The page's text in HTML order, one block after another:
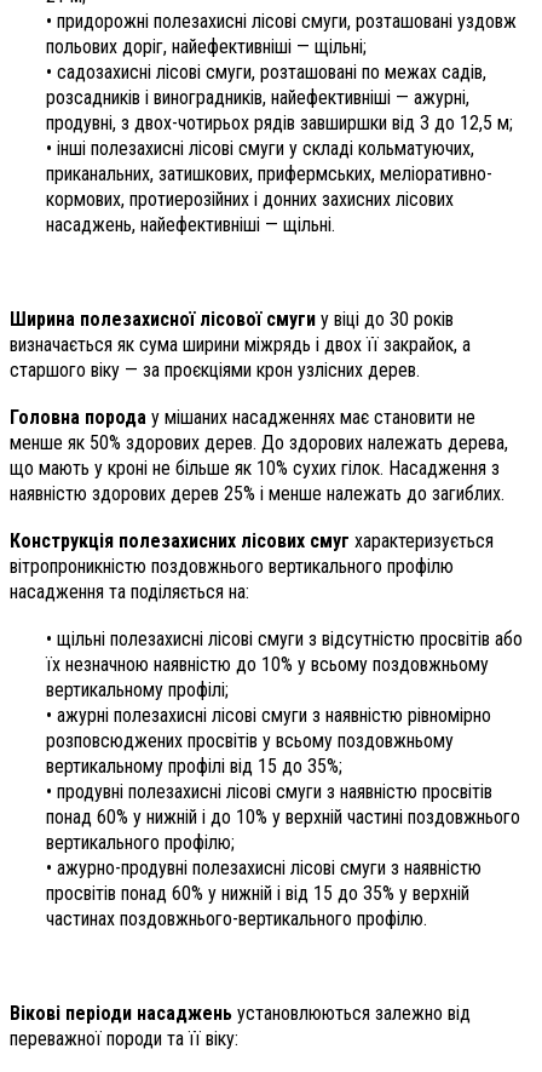
• придорожні полезахисні лісові смуги, розташовані уздовж
польових доріг, найефективніші — щільні;
• садозахисні лісові смуги, розташовані по межах садів,
розсадників і виноградників, найефективніші — ажурні,
продувні, з двох-чотирьох рядів завширшки від 3 до 12,5 м;
• інші полезахисні лісові смуги у складі кольматуючих,
приканальних, затишкових, прифермських, меліоративно-
кормових, протиерозійних і донних захисних лісових
насаджень, найефективніші — щільні.
Ширина полезахисної лісової смуги у віці до 30 років
визначається як сума ширини міжрядь і двох її закрайок, а
старшого віку — за проєкціями крон узлісних дерев.
Головна порода у мішаних насадженнях має становити не
менше як 50% здорових дерев. До здорових належать дерева,
що мають у кроні не більше як 10% сухих гілок. Насадження з
наявністю здорових дерев 25% і менше належать до загиблих.
Конструкція полезахисних лісових смуг характеризується
вітропроникністю поздовжнього вертикального профілю
насадження та поділяється на:
• щільні полезахисні лісові смуги з відсутністю просвітів або
їх незначною наявністю до 10% у всьому поздовжньому
вертикальному профілі;
• ажурні полезахисні лісові смуги з наявністю рівномірно
розповсюджених просвітів у всьому поздовжньому
вертикальному профілі від 15 до 35%;
• продувні полезахисні лісові смуги з наявністю просвітів
понад 60% у нижній і до 10% у верхній частині поздовжнього
вертикального профілю;
• ажурно-продувні полезахисні лісові смуги з наявністю
просвітів понад 60% у нижній і від 15 до 35% у верхній
частинах поздовжнього-вертикального профілю.
Вікові періоди насаджень установлюються залежно від
переважної породи та її віку: